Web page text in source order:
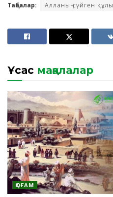
Таңбалар: Алланың сүйген құлы
Ұқсас мақалалар
ҚОҒАМ